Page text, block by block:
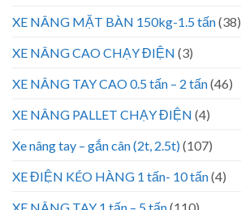
XE NÂNG MẶT BÀN 150kg-1.5 tấn(38)
XE NÂNG CAO CHẠY ĐIỆN (3)
XE NÂNG TAY CAO 0.5 tấn – 2 tấn(46)
XE NÂNG PALLET CHẠY ĐIỆN (4)
Xe nâng tay – gắn cân (2t, 2.5t)(107)
XE ĐIỆN KÉO HÀNG 1 tấn- 10 tấn(4)